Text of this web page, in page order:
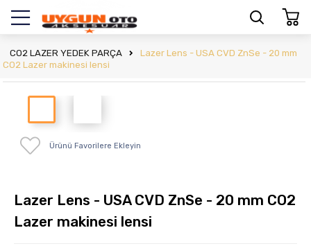
CO2 LAZER YEDEK PARÇA
Lazer Lens - USA CVD ZnSe - 20 mm
CO2 Lazer makinesi lensi
Ürünü Favorilere Ekleyin
Lazer Lens - USA CVD ZnSe - 20 mm CO2
Lazer makinesi lensi